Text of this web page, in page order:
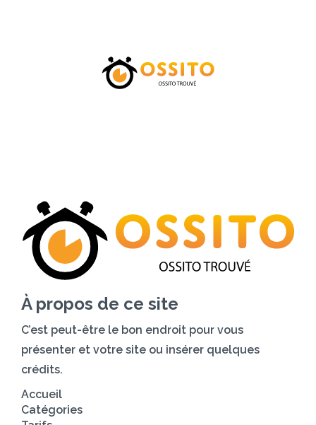
À propos de ce site
C’est peut-être le bon endroit pour vous
présenter et votre site ou insérer quelques
crédits.
Accueil
Catégories